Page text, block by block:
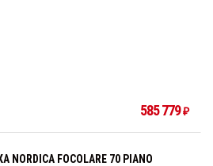
585 779₽
FOCOLARE 70 PIANO